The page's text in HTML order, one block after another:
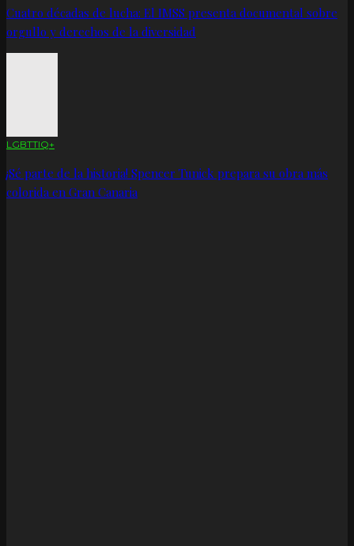
Cuatro décadas de lucha: El IMSS presenta documental sobre
orgullo y derechos de la diversidad
LGBTTIQ+
¡Sé parte de la historia! Spencer Tunick prepara su obra más
colorida en Gran Canaria